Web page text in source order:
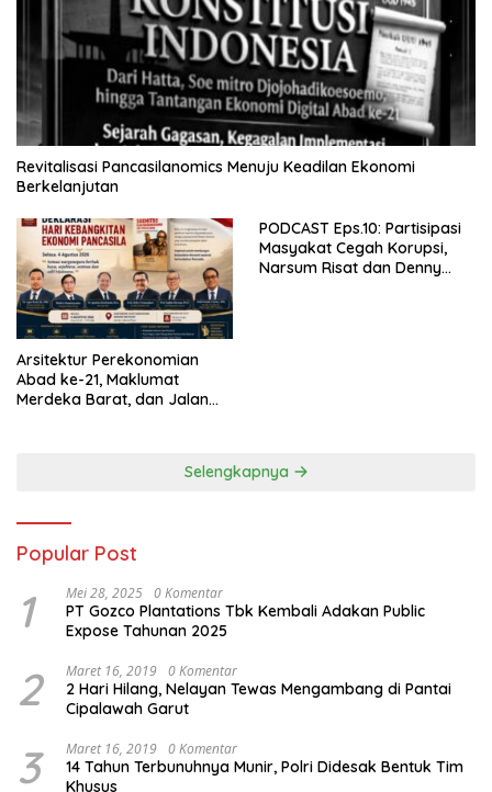
Revitalisasi Pancasilanomics Menuju Keadilan Ekonomi
Berkelanjutan
Arsitektur Perekonomian
Abad ke-21, Maklumat
Merdeka Barat, dan Jalan
PODCAST Eps.10: Partisipasi
Masyakat Cegah Korupsi,
Narsum Risat dan Denny
Selengkapnya
Popular Post
1 Mei 28, 2025 0 Komentar
PT Gozco Plantations Tbk Kembali Adakan Public
Expose Tahunan 2025
2 Maret 16, 2019 0 Komentar
2 Hari Hilang, Nelayan Tewas Mengambang di Pantai
Cipalawah Garut
3 Maret 16, 2019 0 Komentar
14 Tahun Terbunuhnya Munir, Polri Didesak Bentuk Tim
Khusus